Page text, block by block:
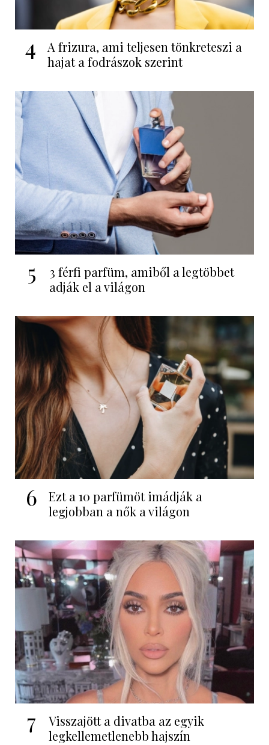
4
A frizura, ami teljesen tönkreteszi a
hajat a fodrászok szerint
5
3 férfi parfüm, amiből a legtöbbet
adják el a világon
6
Ezt a 10 parfümöt imádják a
legjobban a nők a világon
7
Visszajött a divatba az egyik
legkellemetlenebb hajszín